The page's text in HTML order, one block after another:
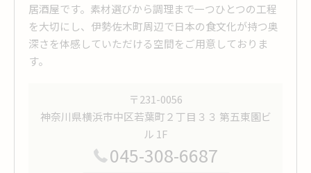
居酒屋です。素材選びから調理まで一つひとつの工程
を大切にし、伊勢佐木町周辺で日本の食文化が持つ奥
深さを体感していただける空間をご用意しておりま
す。
〒231-0056
神奈川県横浜市中区若葉町２丁目３３ 第五東園ビ
ル 1F
045-308-6687